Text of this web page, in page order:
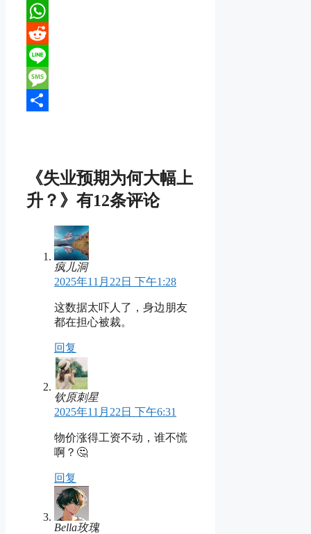
X
WhatsApp
Reddit
Line
Message
《失业预期为何大幅上
升？》有12条评论
疯儿洞
2025年11月22日 下午1:28
这数据太吓人了，身边朋友
都在担心被裁。
回复
钦原刺星
2025年11月22日 下午6:31
物价涨得工资不动，谁不慌
啊？🤔
回复
Bella玫瑰